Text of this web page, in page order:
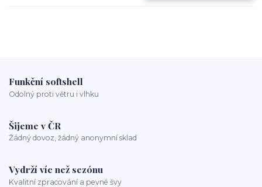
Funkční softshell
Odolný proti větru i vlhku
Šijeme v ČR
Žádný dovoz, žádný anonymní sklad
Vydrží víc než sezónu
Kvalitní zpracování a pevné švy